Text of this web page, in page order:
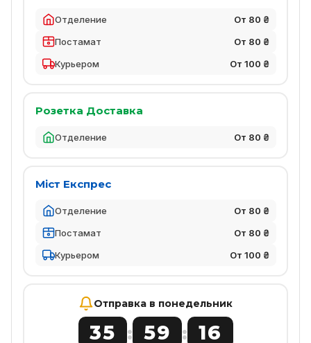
Отделение
От 80 ₴
Постамат
От 80 ₴
Курьером
От 100 ₴
Розетка Доставка
Отделение От 80 ₴
Міст Експрес
Отделение
От 80 ₴
Постамат
От 80 ₴
Курьером
От 100 ₴
Отправка в понедельник
35 : 59 : 16